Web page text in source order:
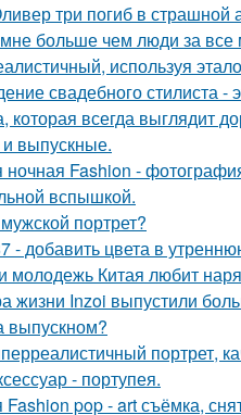
три погиб в страшной
больше чем люди за все
используя
свадебного стилиста -
которая всегда выглядит
выпускные.
ночная Fashion -
вспышкой.
портрет?
- добавить цвета в
молодежь Китая любит
жизни Inzoi выпустили
выпускном?
портрет,
- портупея.
pop - art съёмка,